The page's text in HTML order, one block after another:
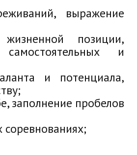
выражение
позиции,
и
и потенциала,
заполнение пробелов
соревнованиях;